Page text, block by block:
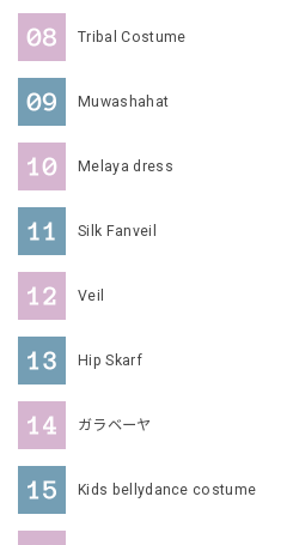
Tribal Costume
Muwashahat
Melaya dress
Silk Fanveil
Veil
Hip Skarf
ガラベーヤ
Kids bellydance costume